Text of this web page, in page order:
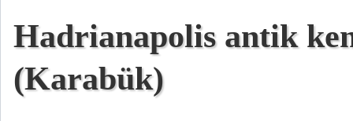
Hadrianapolis antik
(Karabük)